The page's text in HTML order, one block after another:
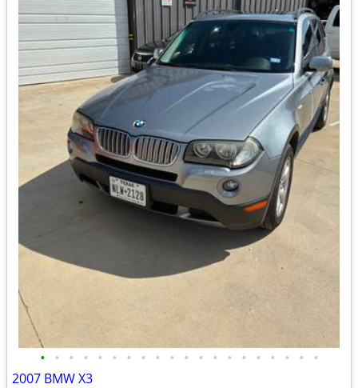
• • • • • • • • • • • • • • • • • • • •
2007 BMW X3